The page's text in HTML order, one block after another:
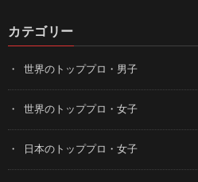
カテゴリー
世界のトッププロ・男子
世界のトッププロ・女子
日本のトッププロ・女子